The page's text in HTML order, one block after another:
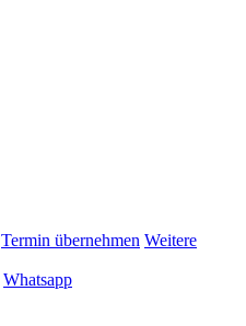
Termin übernehmen Weitere
Whatsapp